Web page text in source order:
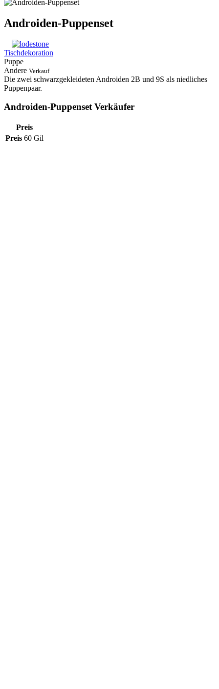
Androiden-Puppenset
Tischdekoration
Puppe
Andere Verkauf
Die zwei schwarzgekleideten Androiden 2B und 9S als niedliches
Puppenpaar.
Androiden-Puppenset Verkäufer
Preis
Preis 60 Gil